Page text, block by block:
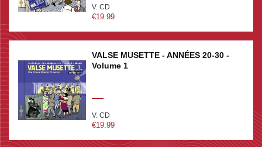
V. CD
€19.99
VALSE MUSETTE - ANNÉES 20-30 -
Volume 1
V. CD
€19.99